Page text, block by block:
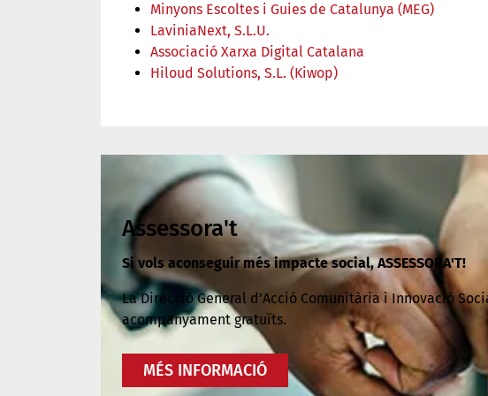
Minyons Escoltes i Guies de Catalunya (MEG)
LaviniaNext, S.L.U.
Associació Xarxa Digital Catalana
Hiloud Solutions, S.L. (Kiwop)
Assessora't
Si vols aconseguir més impacte social, ASSESSORA'T!
LaDirecció General d’Acció Comunitària i Innovació
acompanyament gratuïts.
MÉS INFORMACIÓ